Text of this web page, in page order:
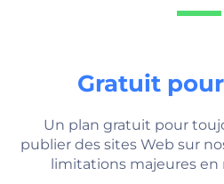
Gratuit
Un plan gratuit pour
publier des sites Web sur
limitations majeures